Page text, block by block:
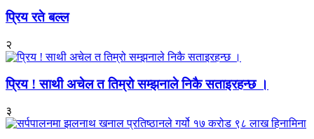
प्रिय रते बल्ल
२
प्रिय ! साथी अचेल त तिम्रो सम्झनाले निकै सताइरहन्छ ।
३